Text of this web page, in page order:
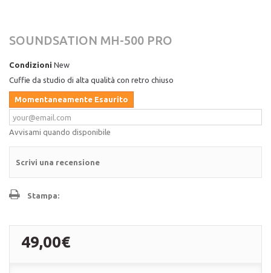
SOUNDSATION MH-500 PRO
Condizioni New
Cuffie da studio di alta qualità con retro chiuso
Momentaneamente Esaurito
Avvisami quando disponibile
Scrivi una recensione
Stampa:
49,00€